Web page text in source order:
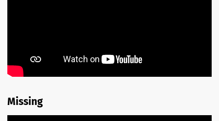
Missing